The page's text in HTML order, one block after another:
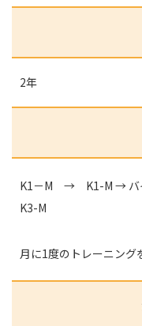
2年
K1－M → K1-M →
K3-M
月に1度のトレーニング